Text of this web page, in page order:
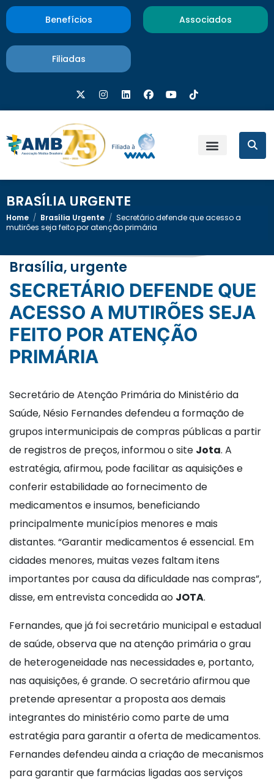
Benefícios Associados
Filiadas
BRASÍLIA URGENTE
Home / Brasília Urgente / Secretário defende que acesso a
mutirões seja feito por atenção primária
Brasília, urgente
SECRETÁRIO DEFENDE QUE
ACESSO A MUTIRÕES SEJA
FEITO POR ATENÇÃO
PRIMÁRIA
Secretário de Atenção Primária do Ministério da
Saúde, Nésio Fernandes defendeu a formação de
grupos intermunicipais de compras públicas a partir
de registros de preços, informou o site Jota. A
estratégia, afirmou, pode facilitar as aquisições e
conferir estabilidade ao fornecimento de
medicamentos e insumos, beneficiando
principalmente municípios menores e mais
distantes. “Garantir medicamentos é essencial. Em
cidades menores, muitas vezes faltam itens
importantes por causa da dificuldade nas compras”,
disse, em entrevista concedida ao JOTA.
Fernandes, que já foi secretário municipal e estadual
de saúde, observa que na atenção primária o grau
de heterogeneidade nas necessidades e, portanto,
nas aquisições, é grande. O secretário afirmou que
pretende apresentar a proposta aos demais
integrantes do ministério como parte de uma
estratégia para garantir a oferta de medicamentos.
Fernandes defendeu ainda a criação de mecanismos
para garantir que farmácias ligadas aos serviços